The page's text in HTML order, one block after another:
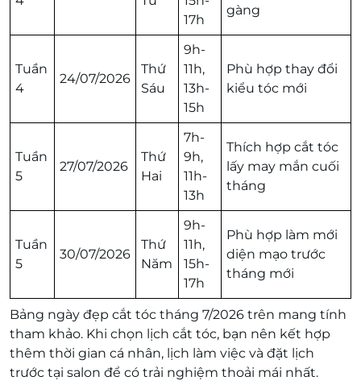
17h
gàng
Tuần
4
24/07/2026
Thứ
Sáu
9h-
11h,
13h-
15h
Phù hợp thay đổi
kiểu tóc mới
Tuần
5
27/07/2026
Thứ
Hai
7h-
9h,
11h-
13h
Thích hợp cắt tóc
lấy may mắn cuối
tháng
Tuần
5
30/07/2026
Thứ
Năm
9h-
11h,
15h-
17h
Phù hợp làm mới
diện mạo trước
tháng mới
Bảng ngày đẹp cắt tóc tháng 7/2026 trên mang tính
tham khảo. Khi chọn lịch cắt tóc, bạn nên kết hợp
thêm thời gian cá nhân, lịch làm việc và đặt lịch
trước tại salon để có trải nghiệm thoải mái nhất.